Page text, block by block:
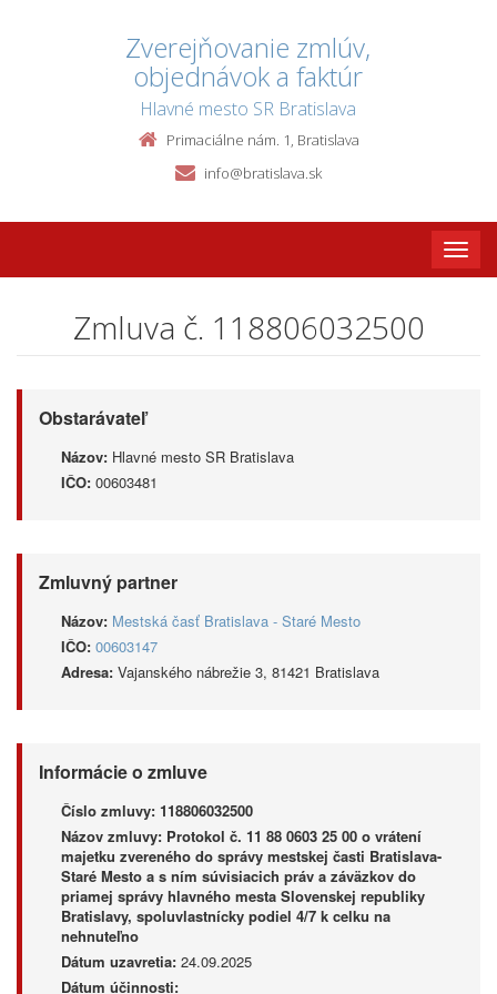
Zverejňovanie zmlúv,
objednávok a faktúr
Hlavné mesto SR Bratislava
Primaciálne nám. 1, Bratislava
info@bratislava.sk
Toggle
Zmluva č. 118806032500
Obstarávateľ
Názov: Hlavné mesto SR Bratislava
IČO: 00603481
Zmluvný partner
Názov: Mestská časť Bratislava - Staré Mesto
IČO: 00603147
Adresa: Vajanského nábrežie 3, 81421 Bratislava
Informácie o zmluve
Číslo zmluvy: 118806032500
Názov zmluvy: Protokol č. 11 88 0603 25 00 o vrátení
majetku zvereného do správy mestskej časti Bratislava-
Staré Mesto a s ním súvisiacich práv a záväzkov do
priamej správy hlavného mesta Slovenskej republiky
Bratislavy, spoluvlastnícky podiel 4/7 k celku na
nehnuteľno
Dátum uzavretia: 24.09.2025
Dátum účinnosti: